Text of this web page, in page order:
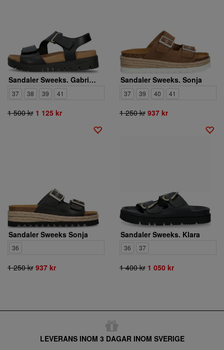
Sandaler Sweeks. Gabriela 1064737
37 38 39 41
1 500 kr 1 125 kr
Sandaler Sweeks. Sonja
37 39 40 41
1 250 kr 937 kr
Sandaler Sweeks Sonja
36
1 250 kr 937 kr
Sandaler Sweeks. Klara
36 37
1 400 kr 1 050 kr
LEVERANS INOM 3 DAGAR INOM SVERIGE